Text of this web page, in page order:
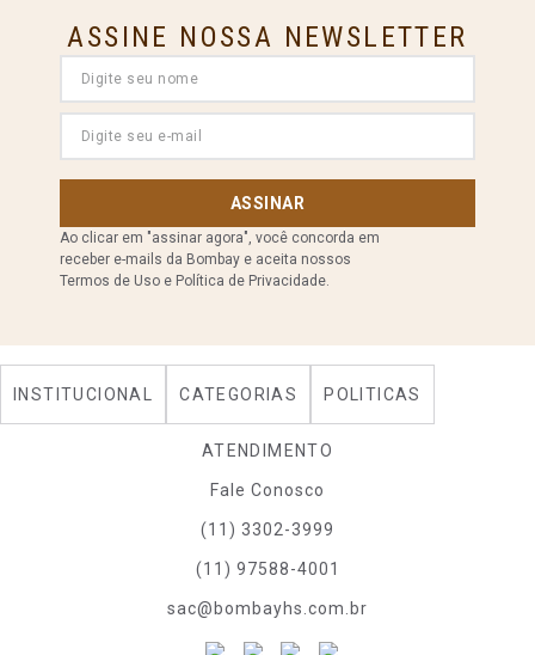
ASSINE NOSSA NEWSLETTER
ASSINAR
Ao clicar em "assinar agora", você concorda em
receber e-mails da Bombay e aceita nossos
Termos de Uso e Política de Privacidade.
INSTITUCIONAL CATEGORIAS POLITICAS
ATENDIMENTO
Fale Conosco
(11) 3302-3999
(11) 97588-4001
sac@bombayhs.com.br